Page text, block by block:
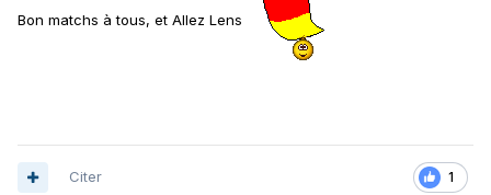
Bon matchs à tous, et Allez Lens
1
Citer